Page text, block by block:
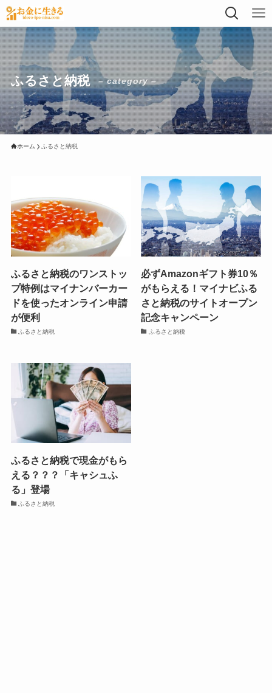
ふるさと納税 – category –
ホーム ふるさと納税
ふるさと納税のワンストッ
プ特例はマイナンバーカー
ドを使ったオンライン申請
が便利
ふるさと納税
必ずAmazonギフト券10％
がもらえる！マイナビふる
さと納税のサイトオープン
記念キャンペーン
ふるさと納税
ふるさと納税で現金がもら
える？？？「キャシュふ
る」登場
ふるさと納税